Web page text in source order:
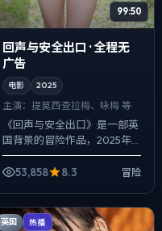
99:50
回声与安全出口 · 全程无
广告
电影 2025
主演： 提莫西·查拉梅、咏梅 等
《回声与安全出口》是一部英
国背景的冒险作品，2025年
公映，由洪常秀执导，提莫西·
查拉梅、咏梅、大鹏等主演。
53,858 8.3 冒险
英国 热播